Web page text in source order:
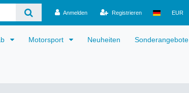
Anmelden Registrieren EUR
Motorsport Neuheiten Sonderangebote